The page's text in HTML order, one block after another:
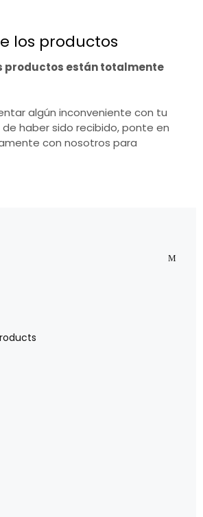
los productos
productos están totalmente
algún inconveniente con tu
haber sido recibido, ponte en
con nosotros para